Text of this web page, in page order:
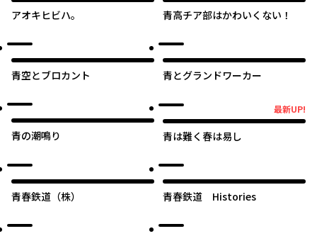
アオキヒビハ。 青高チア部はかわいくない！
青空とブロカント 青とグランドワーカー
青の潮鳴り
最新UP!
青は難く春は易し
青春鉄道（株） 青春鉄道 Histories